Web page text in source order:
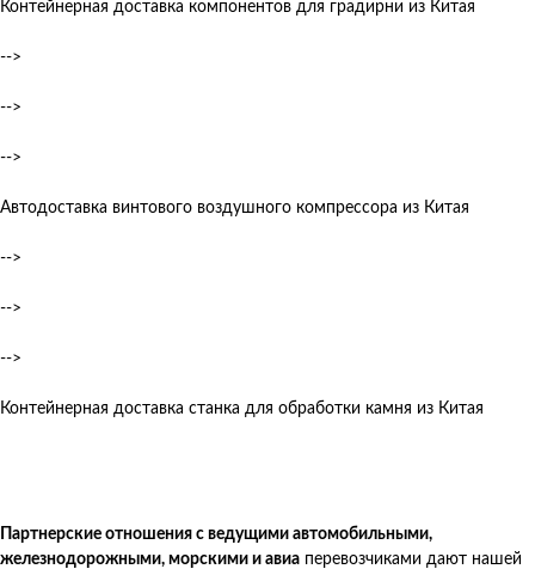
Контейнерная доставка компонентов для градирни из Китая
-->
-->
-->
Автодоставка винтового воздушного компрессора из Китая
-->
-->
-->
Контейнерная доставка станка для обработки камня из Китая
Партнерские отношения с ведущими автомобильными,
железнодорожными, морскими и авиа перевозчиками дают нашей